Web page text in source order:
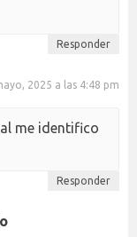
Responder
2025 a las 4:48 pm
me identifico
Responder